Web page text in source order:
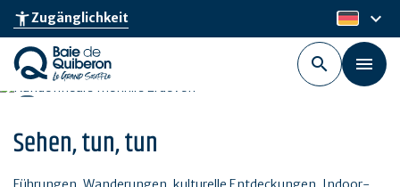
Skip
main
content
accessibility_newZugänglichkeit de
keyboard_arrow_down
Sehen, tun, tun